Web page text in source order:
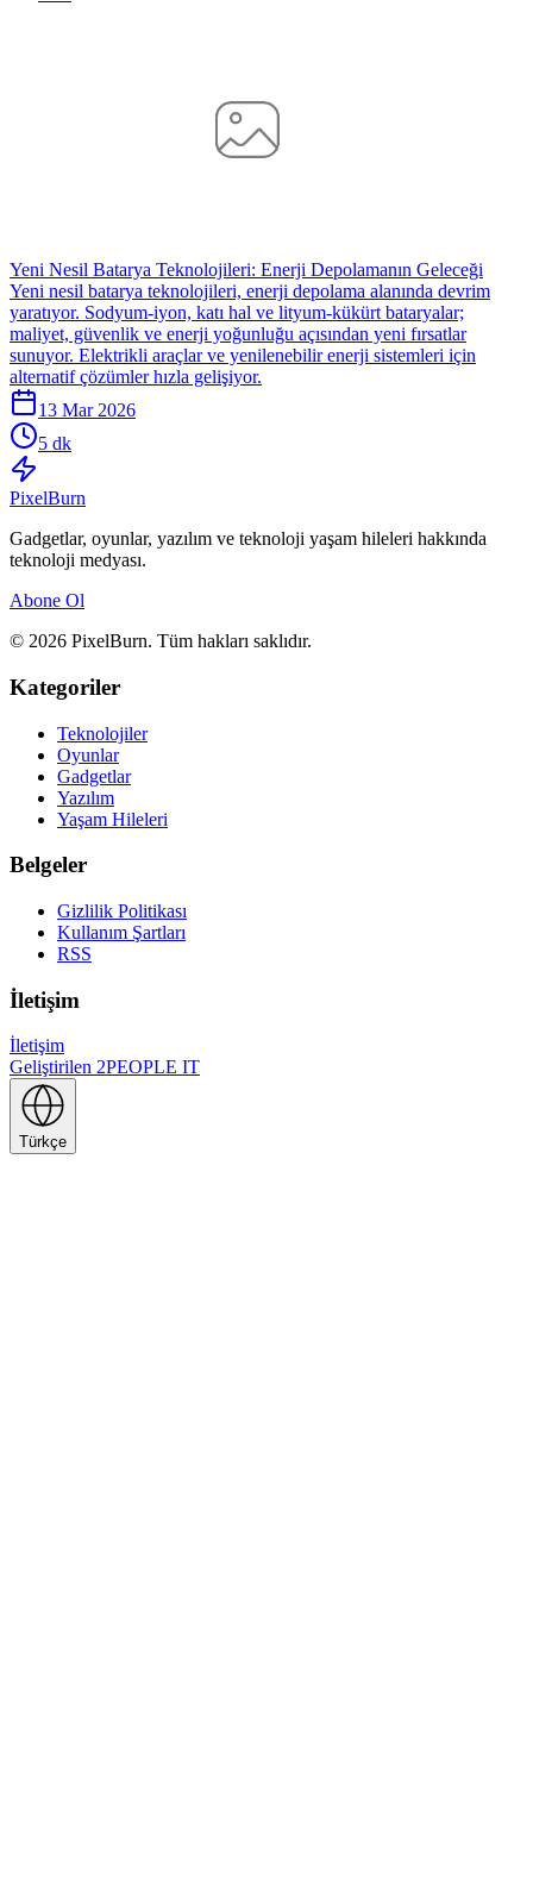
Yeni Nesil Batarya Teknolojileri: Enerji Depolamanın Geleceği
Yeni nesil batarya teknolojileri, enerji depolama alanında devrim
yaratıyor. Sodyum-iyon, katı hal ve lityum-kükürt bataryalar;
maliyet, güvenlik ve enerji yoğunluğu açısından yeni fırsatlar
sunuyor. Elektrikli araçlar ve yenilenebilir enerji sistemleri için
alternatif çözümler hızla gelişiyor.
13 Mar 2026
5 dk
PixelBurn
Gadgetlar, oyunlar, yazılım ve teknoloji yaşam hileleri hakkında
teknoloji medyası.
Abone Ol
© 2026 PixelBurn. Tüm hakları saklıdır.
Kategoriler
Teknolojiler
Oyunlar
Gadgetlar
Yazılım
Yaşam Hileleri
Belgeler
Gizlilik Politikası
Kullanım Şartları
RSS
İletişim
İletişim
Geliştirilen 2PEOPLE IT
Türkçe